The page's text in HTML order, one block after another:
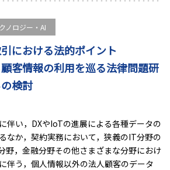
ノロジー・AI
における法的ポイント
顧客情報の利用を巡る法律問題研
検討
伴い，DXやIoTの進展による各種データの
なか，契約実務において，狭義のIT分野の
野，金融分野その他さまざまな分野におけ
伴う，個人情報以外の法人顧客のデータ